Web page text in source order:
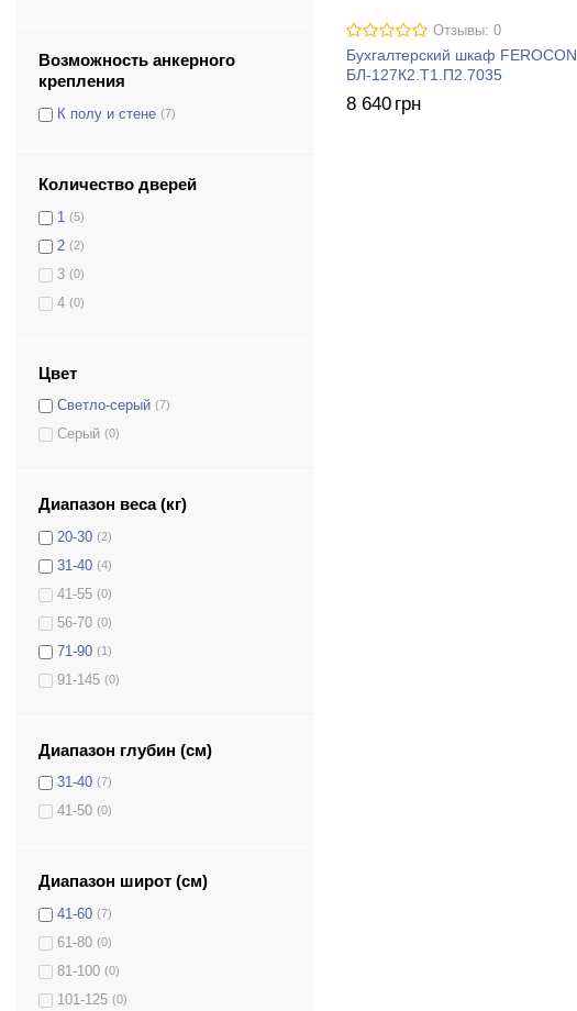
Возможность анкерного
крепления
К полу и стене (7)
Количество дверей
1 (5)
2 (2)
3 (0)
4 (0)
Цвет
Светло-серый (7)
Серый (0)
Диапазон веса (кг)
20-30 (2)
31-40 (4)
41-55 (0)
56-70 (0)
71-90 (1)
91-145 (0)
Диапазон глубин (см)
31-40 (7)
41-50 (0)
Диапазон широт (см)
41-60 (7)
61-80 (0)
81-100 (0)
101-125 (0)
Отзывы: 0
Бухгалтерский шкаф FEROCON
БЛ-127К2.Т1.П2.7035
8 640 грн